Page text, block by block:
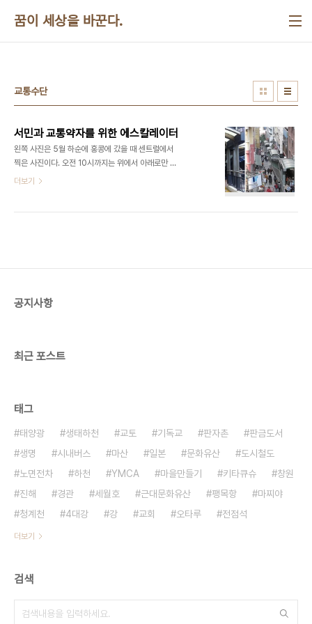
꿈이 세상을 바꾼다.
교통수단
서민과 교통약자를 위한 에스칼레이터
왼쪽 사진은 5월 하순에 홍콩에 갔을 때 센트럴에서
찍은 사진이다. 오전 10시까지는 위에서 아래로만 움
직인다. 10시 10분이 지나면 아래에서 위로만 운행
오르막임을 잘 보여주는 사진이라서 퍼왔을뿐 내가
더보기
공지사항
최근 포스트
태그
태양광 생태하천 교토 기독교 판자촌
판금도서
생명
시내버스 마산 일본 문화유산
도시철도
노면전차
하천 YMCA 마을만들기 키타큐슈
창원
진해
경관 세월호 근대문화유산 팽목항
마찌야
청계천
4대강 강 교회 오타루 전점석
더보기
검색